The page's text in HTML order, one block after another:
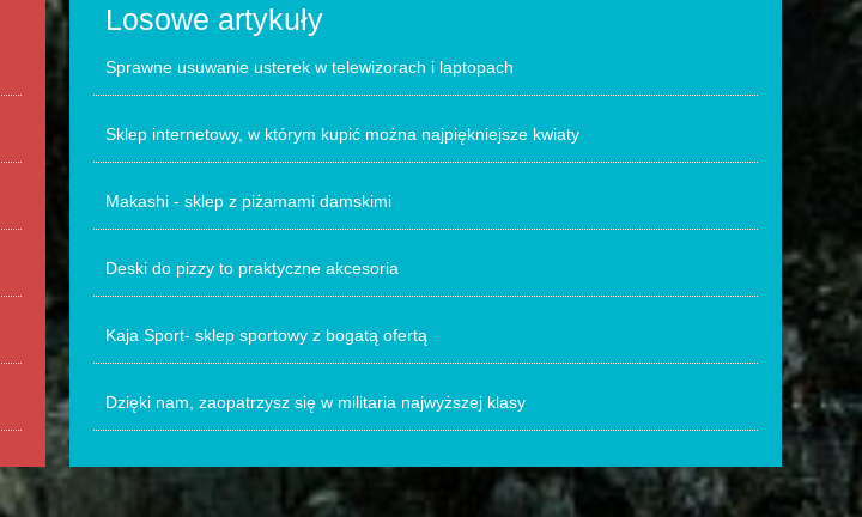
Losowe artykuły
Sprawne usuwanie usterek w telewizorach i laptopach
Sklep internetowy, w którym kupić można najpiękniejsze kwiaty
Makashi - sklep z piżamami damskimi
Deski do pizzy to praktyczne akcesoria
Kaja Sport- sklep sportowy z bogatą ofertą
Dzięki nam, zaopatrzysz się w militaria najwyższej klasy